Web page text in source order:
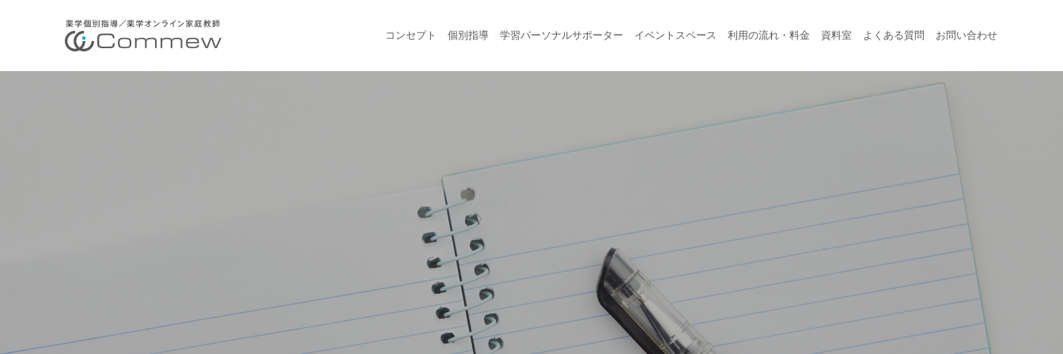
コンセプト 個別指導 学習パーソナルサポーター イベントスペース 利用の流れ・料金 資料室 よくある質問 お問い合わせ